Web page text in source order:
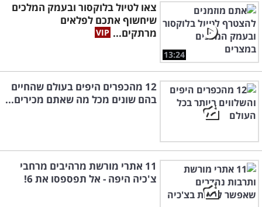
13:24
צאו לטיול בלוקסור ובעמק המלכים
שיחשוף אתכם לפלאים
מרתקים...
12 מהכפרים היפים בעולם שהחיים
בהם שונים מכל מה שאתם מכירים...
11 אתרי מורשת מרהיבים מרחבי
צ'כיה היפה - אל תפספסו את 6!